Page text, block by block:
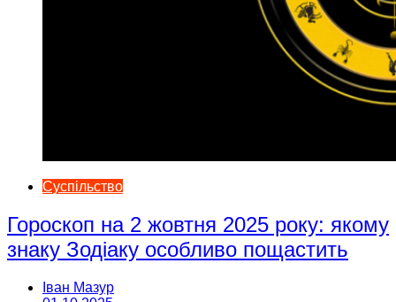
Суспільство
Гороскоп на 2 жовтня 2025 року: якому
знаку Зодіаку особливо пощастить
Іван Мазур